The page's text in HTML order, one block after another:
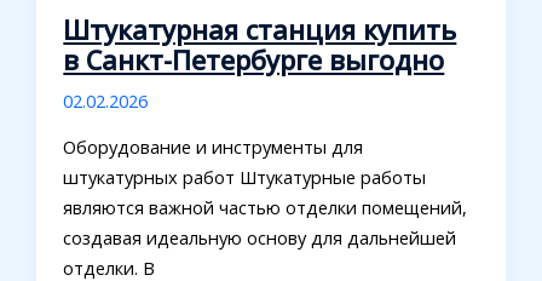
Штукатурная станция купить
в Санкт-Петербурге выгодно
02.02.2026
Оборудование и инструменты для
штукатурных работ Штукатурные работы
являются важной частью отделки помещений,
создавая идеальную основу для дальнейшей
отделки. В